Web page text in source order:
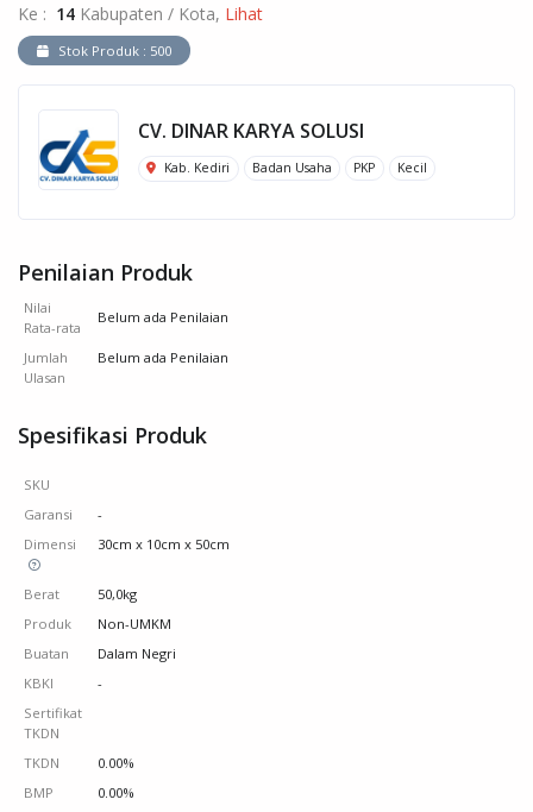
Ke : 14 Kabupaten / Kota, Lihat
Stok Produk : 500
CV. DINAR KARYA SOLUSI
Kab. Kediri Badan Usaha PKP Kecil
Penilaian Produk
Nilai
Rata-rata
Belum ada Penilaian
Jumlah
Ulasan
Belum ada Penilaian
Spesifikasi Produk
SKU
Garansi
-
Dimensi
30cm x 10cm x 50cm
Berat
50,0kg
Produk
Non-UMKM
Buatan
Dalam Negri
KBKI
-
Sertifikat
TKDN
TKDN
0.00%
BMP
0.00%